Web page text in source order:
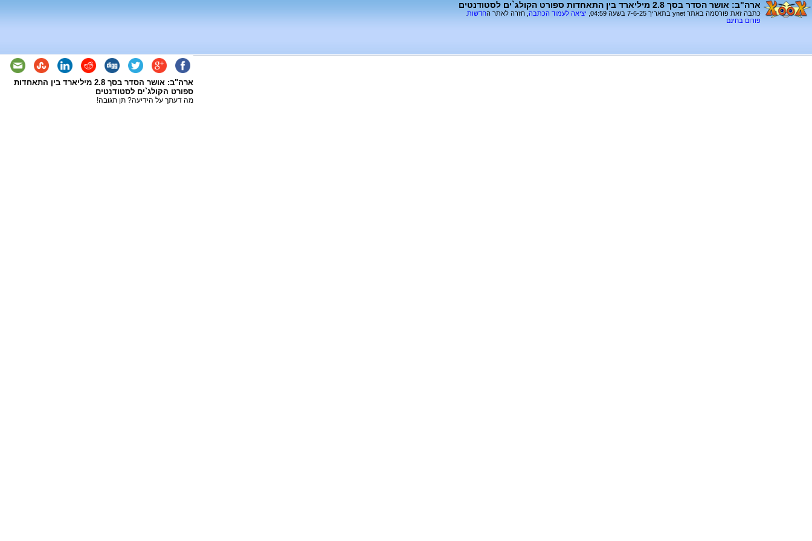
ארה"ב: אושר הסדר בסך 2.8 מיליארד בין התאחדות ספורט הקולג`ים לסטודנטים
כתבה זאת פורסמה באתר ynet בתאריך 7-6-25 בשעה 04:59, יציאה לעמוד הכתבה , חזרה לאתר החדשות
פורום בחינם
ארה"ב: אושר הסדר בסך 2.8 מיליארד בין התאחדות
ספורט הקולג`ים לסטודנטים
מה דעתך על הידיעה? תן תגובה!